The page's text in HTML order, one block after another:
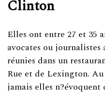
Clinton
Elles ont entre 27 et 35
avocates ou journalistes
réunies dans un
Rue et de Lexington.
jamais elles n?évoquent